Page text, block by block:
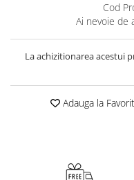
Cod
Ai nevoie de
La achizitionarea acestui
Adauga la